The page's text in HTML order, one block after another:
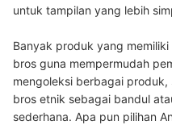
untuk tampilan yang lebih
Banyak produk yang
bros guna mempermudah
mengoleksi berbagai
bros etnik sebagai bandul
sederhana. Apa pun pilihan